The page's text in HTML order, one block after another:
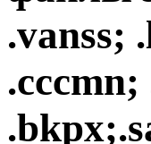
.vanss;